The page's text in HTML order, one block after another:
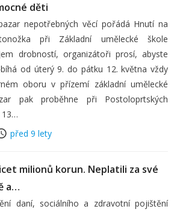
děti
nepotřebných věcí pořádá Hnutí na
při Základní umělecké škole
drobností, organizátoři prosí, abyste
od úterý 9. do pátku 12. května vždy
oboru v přízemí základní umělecké
pak proběhne při Postoloprtských
13…
před 9 lety
milionů korun. Neplatili za své
a…
daní, sociálního a zdravotní pojištění